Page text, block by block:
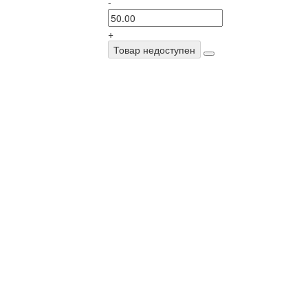
+
Товар недоступен